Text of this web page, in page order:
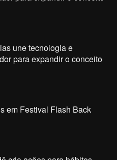
une tecnologia e
para expandir o conceito
em Festival Flash Back